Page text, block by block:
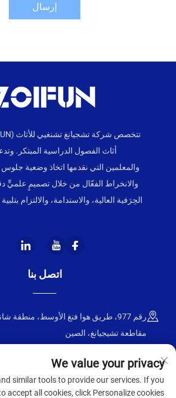
إرسال
أثاث الفصول الدراسية المبتكر.
والمعلمين التي نقدمها اتخاذ وضعية
والانخراط الفعّال من خلال تصميمٍ علميٍّ
الحِرَفية العالية، والاستدامة، والالتزام
اتصل بنا
رقم 977، طريق هوا فنغ الأوسط، منطقة
مقاطعة تشيجيانغ، الصين
+86-18668589258
[email protected]
We value your privacy
similar tools to provide our services. If you
accept all cookies, click Personalize cookies.